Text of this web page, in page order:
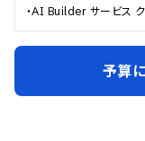
・AI Builder サービス
予算